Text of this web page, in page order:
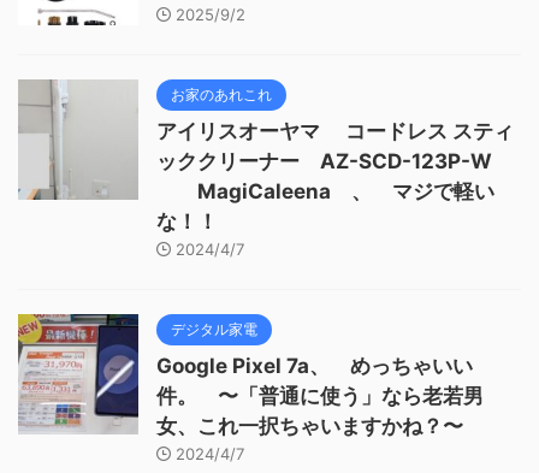
2025/9/2
お家のあれこれ
アイリスオーヤマ コードレス スティ
ッククリーナー AZ-SCD-123P-W
MagiCaleena 、 マジで軽い
な！！
2024/4/7
デジタル家電
Google Pixel 7a、 めっちゃいい
件。 〜「普通に使う」なら老若男
女、これ一択ちゃいますかね？〜
2024/4/7